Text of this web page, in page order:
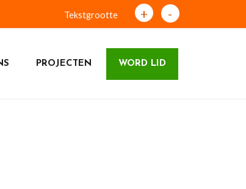
Tekstgrootte + -
PROJECTEN WORD LID